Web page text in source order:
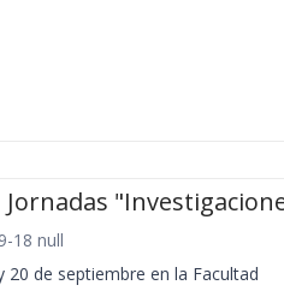
Jornadas
18 null
20 de septiembre en la Facultad